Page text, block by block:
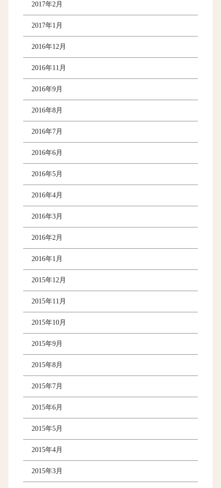
2017年2月
2017年1月
2016年12月
2016年11月
2016年9月
2016年8月
2016年7月
2016年6月
2016年5月
2016年4月
2016年3月
2016年2月
2016年1月
2015年12月
2015年11月
2015年10月
2015年9月
2015年8月
2015年7月
2015年6月
2015年5月
2015年4月
2015年3月